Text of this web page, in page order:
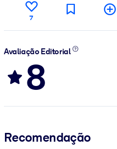
7
Avaliação Editorial
8
Recomendação